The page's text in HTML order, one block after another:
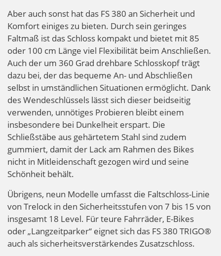
Aber auch sonst hat das FS 380 an Sicherheit und
Komfort einiges zu bieten. Durch sein geringes
Faltmaß ist das Schloss kompakt und bietet mit 85
oder 100 cm Länge viel Flexibilität beim Anschließen.
Auch der um 360 Grad drehbare Schlosskopf trägt
dazu bei, der das bequeme An- und Abschließen
selbst in umständlichen Situationen ermöglicht. Dank
des Wendeschlüssels lässt sich dieser beidseitig
verwenden, unnötiges Probieren bleibt einem
insbesondere bei Dunkelheit erspart. Die
Schließstäbe aus gehärtetem Stahl sind zudem
gummiert, damit der Lack am Rahmen des Bikes
nicht in Mitleidenschaft gezogen wird und seine
Schönheit behält.
Übrigens, neun Modelle umfasst die Faltschloss-Linie
von Trelock in den Sicherheitsstufen von 7 bis 15 von
insgesamt 18 Level. Für teure Fahrräder, E-Bikes
oder „Langzeitparker“ eignet sich das FS 380 TRIGO®
auch als sicherheitsverstärkendes Zusatzschloss.